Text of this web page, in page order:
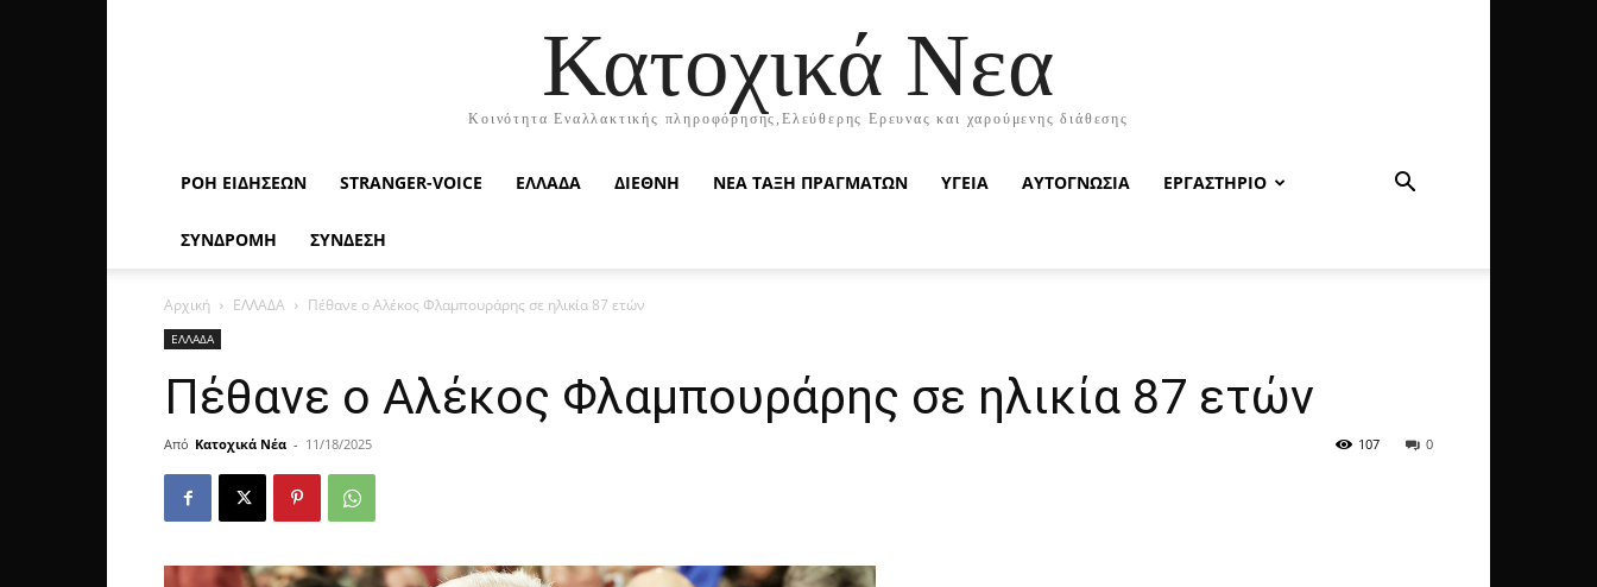
Κατοχικά Νεα
Κοινότητα Εναλλακτικής πληροφόρησης,Ελεύθερης Ερευνας και χαρούμενης διάθεσης
ΡΟΉ ΕΙΔΉΣΕΩΝ STRANGER-VOICE ΕΛΛΑΔΑ ΔΙΕΘΝΗ ΝΕΑ ΤΑΞΗ ΠΡΑΓΜΑΤΩΝ ΥΓΕΙΑ ΑΥΤΟΓΝΩΣΙΑ ΕΡΓΑΣΤΗΡΙΟ
ΣΥΝΔΡΟΜΗ ΣΥΝΔΕΣΗ
Αρχική ΕΛΛΑΔΑ Πέθανε ο Αλέκος Φλαμπουράρης σε ηλικία 87 ετών
ΕΛΛΑΔΑ
Πέθανε ο Αλέκος Φλαμπουράρης σε ηλικία 87 ετών
Από Κατοχικά Νέα - 11/18/2025 0
107